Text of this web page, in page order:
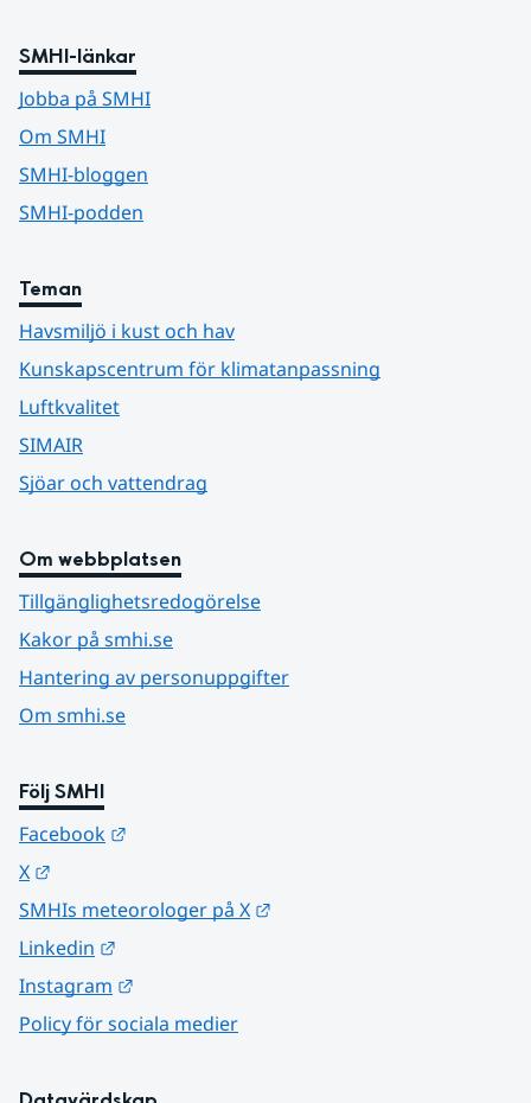
SMHI-länkar
Jobba på SMHI
Om SMHI
SMHI-bloggen
SMHI-podden
Teman
Havsmiljö i kust och hav
Kunskapscentrum för klimatanpassning
Luftkvalitet
SIMAIR
Sjöar och vattendrag
Om webbplatsen
Tillgänglighetsredogörelse
Kakor på smhi.se
Hantering av personuppgifter
Om smhi.se
Följ SMHI
Facebook
X
SMHIs meteorologer på X
Linkedin
Instagram
Policy för sociala medier